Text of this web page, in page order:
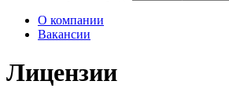
О компании
Вакансии
Лицензии